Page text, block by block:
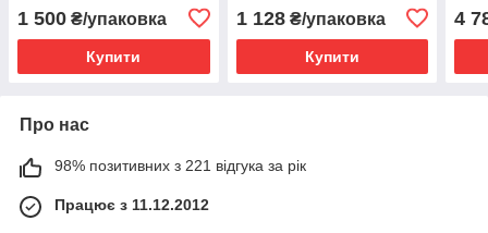
1 500 ₴/упаковка
Купити
1 128₴/упаковка
Купити
4
Про нас
98% позитивних з 221 відгука за рік
Працює з 11.12.2012